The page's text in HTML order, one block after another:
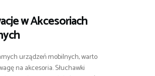
w Akcesoriach
urządzeń mobilnych, warto
na akcesoria. Słuchawki